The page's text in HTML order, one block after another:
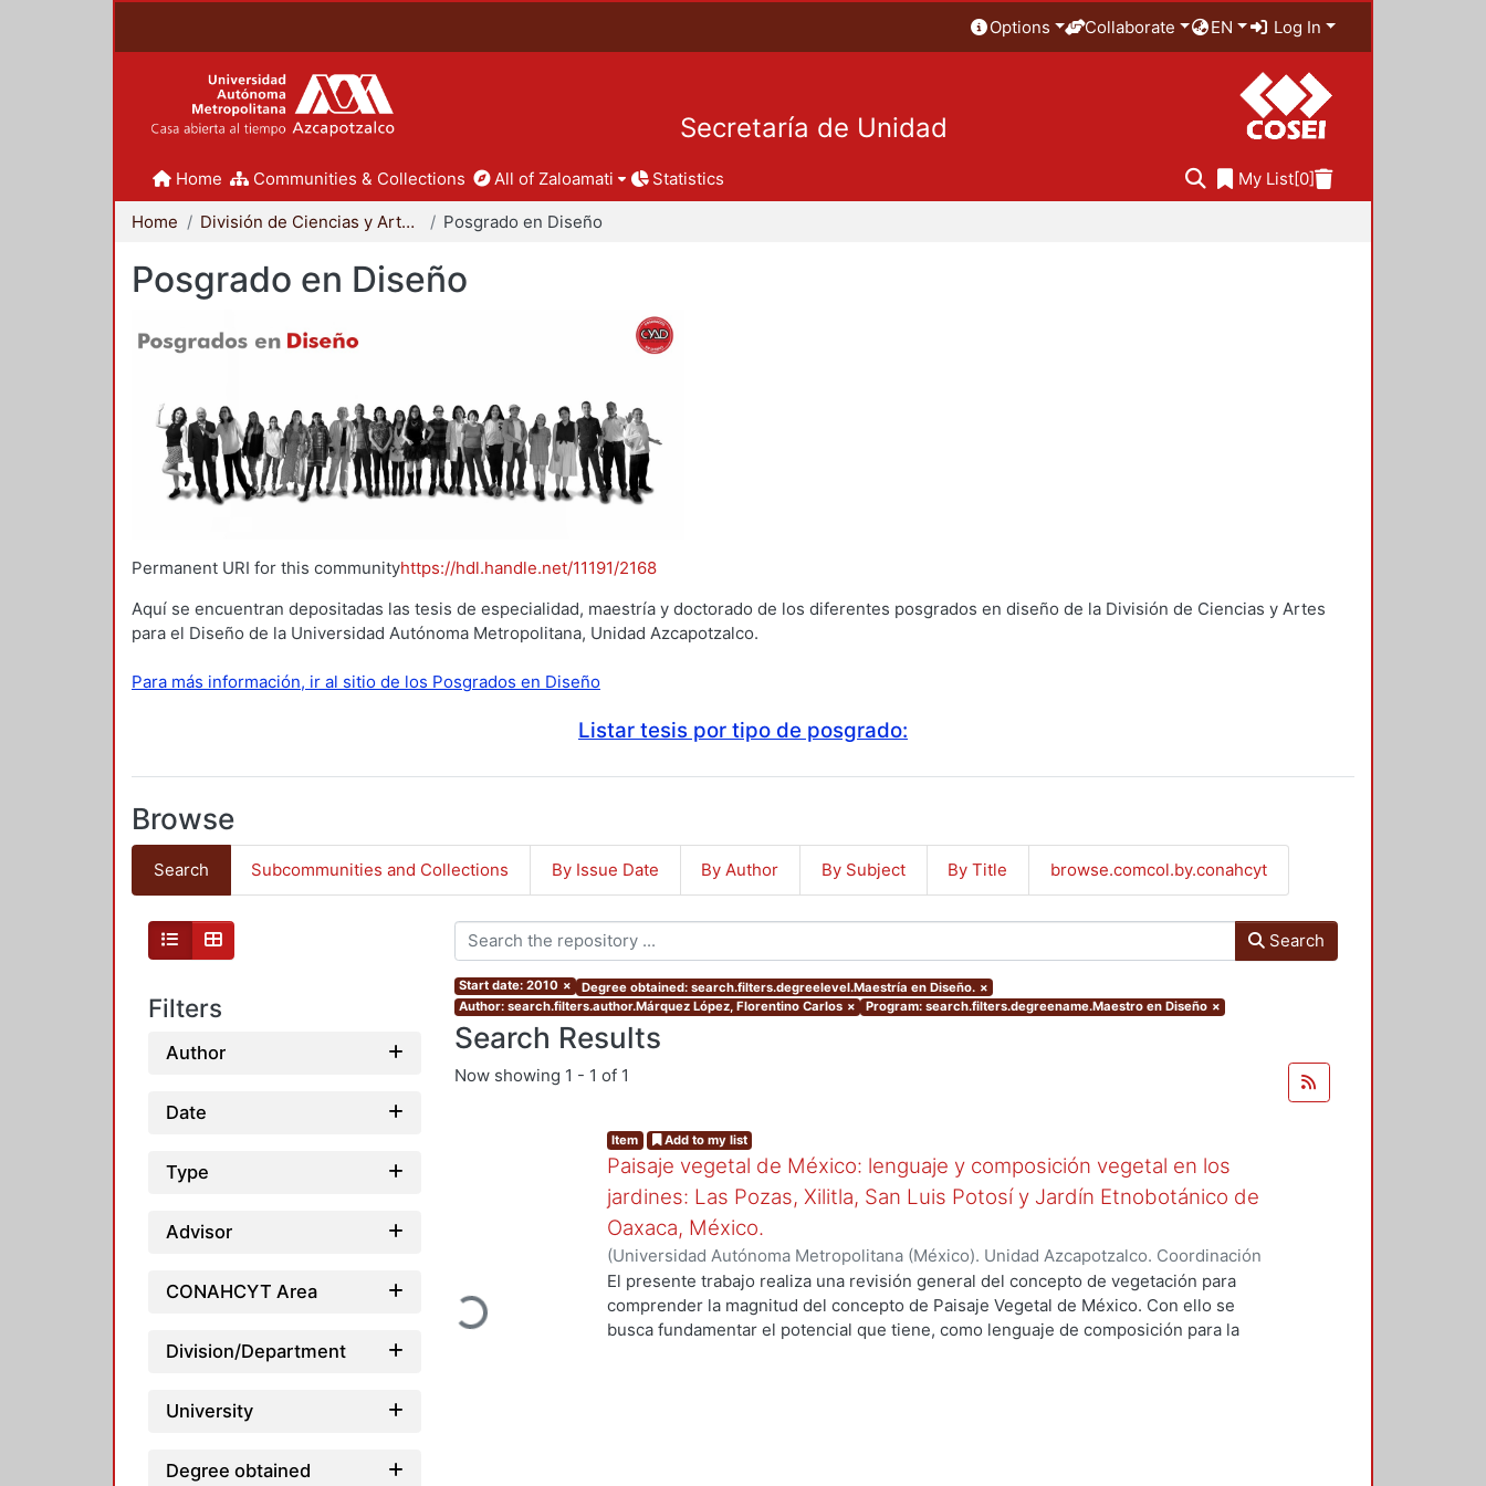
Options Collaborate EN Log In
Secretaría de Unidad
Home Communities & Collections All of Zaloamati Statistics My List[0]
Home División de Ciencias y Artes para el Diseño Posgrado en Diseño
Posgrado en Diseño
Permanent URI for this communityhttps://hdl.handle.net/11191/2168
Aquí se encuentran depositadas las tesis de especialidad, maestría y doctorado de los diferentes posgrados en diseño de la División de Ciencias y Artes
para el Diseño de la Universidad Autónoma Metropolitana, Unidad Azcapotzalco.
Para más información, ir al sitio de los Posgrados en Diseño
Listar tesis por tipo de posgrado:
Browse
Search Subcommunities and Collections By Issue Date By Author By Subject By Title browse.comcol.by.conahcyt
Filters
Author
Date
Type
Advisor
CONAHCYT Area
Division/Department
University
Degree obtained
Search
Start date: 2010 × Degree obtained: search.filters.degreelevel.Maestría en Diseño. ×
Author: search.filters.author.Márquez López, Florentino Carlos × Program: search.filters.degreename.Maestro en Diseño ×
Search Results
Now showing 1 - 1 of 1
Loading...
Item Add to my list
Paisaje vegetal de México: lenguaje y composición vegetal en los
jardines: Las Pozas, Xilitla, San Luis Potosí y Jardín Etnobotánico de
Oaxaca, México.
(Universidad Autónoma Metropolitana (México). Unidad Azcapotzalco. Coordinación
de Servicios de Información.,2013-12) Márquez López, Florentino Carlos
El presente trabajo realiza una revisión general del concepto de vegetación para
comprender la magnitud del concepto de Paisaje Vegetal de México. Con ello se
busca fundamentar el potencial que tiene, como lenguaje de composición para la